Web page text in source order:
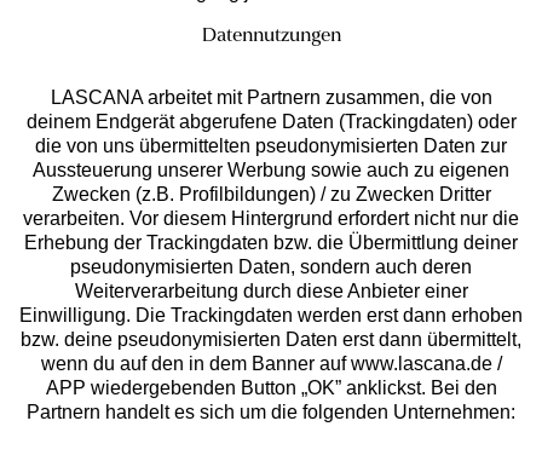
Services
Beratung
Über uns
Rechtliches
Datennutzungen
LASCANA arbeitet mit Partnern zusammen, die von
deinem Endgerät abgerufene Daten (Trackingdaten) oder
die von uns übermittelten pseudonymisierten Daten zur
Aussteuerung unserer Werbung sowie auch zu eigenen
Zwecken (z.B. Profilbildungen) / zu Zwecken Dritter
verarbeiten. Vor diesem Hintergrund erfordert nicht nur die
Erhebung der Trackingdaten bzw. die Übermittlung deiner
pseudonymisierten Daten, sondern auch deren
Weiterverarbeitung durch diese Anbieter einer
Einwilligung. Die Trackingdaten werden erst dann erhoben
bzw. deine pseudonymisierten Daten erst dann übermittelt,
wenn du auf den in dem Banner auf www.lascana.de /
APP wiedergebenden Button „OK” anklickst. Bei den
Partnern handelt es sich um die folgenden Unternehmen: